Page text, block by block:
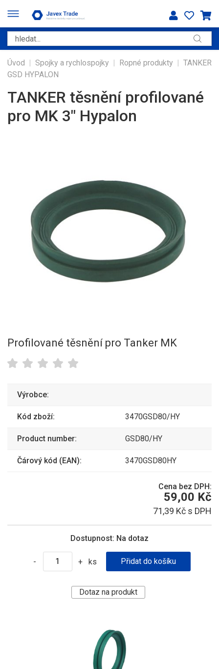
Úvod | Spojky a rychlospojky | Ropné produkty | TANKER
GSD HYPALON
TANKER těsnění profilované
pro MK 3" Hypalon
Profilované těsnění pro Tanker MK
Výrobce:
Kód zboží: 3470GSD80/HY
Product number: GSD80/HY
Čárový kód (EAN): 3470GSD80HY
Cena bez DPH:
59,00 Kč
71,39 Kč s DPH
Dostupnost: Na dotaz
- + ks
Dotaz na produkt